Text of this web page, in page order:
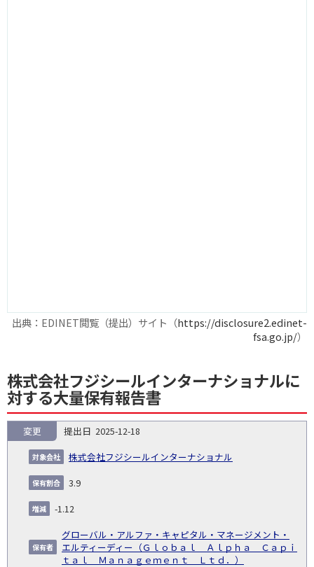
出典：EDINET閲覧（提出）サイト（https://disclosure2.edinet-
fsa.go.jp/）
株式会社フジシールインターナショナルに
対する大量保有報告書
NO.
告
義
務
発
生
日
提
日
証券
対
有
2025-12-18
株式会社フジシールインターナショナル
変更
3.9
-1.12
グローバル・アルファ・キャピタル・マネージメント・
エルティーディー（Ｇｌｏｂａｌ Ａｌｐｈａ Ｃａｐｉ
ｔａｌ Ｍａｎａｇｅｍｅｎｔ Ｌｔｄ．）